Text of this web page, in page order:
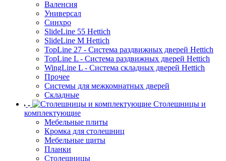
Валенсия
Универсал
Синхро
SlideLine 55 Hettich
SlideLine M Hettich
TopLine 27 - Система раздвижных дверей Hettich
TopLine L - Система раздвижных дверей Hettich
WingLine L - Система складных дверей Hettich
Прочее
Системы для межкомнатных дверей
Складные
Столешницы и
комплектующие
Мебельные плиты
Кромка для столешниц
Мебельные щиты
Планки
Столешницы